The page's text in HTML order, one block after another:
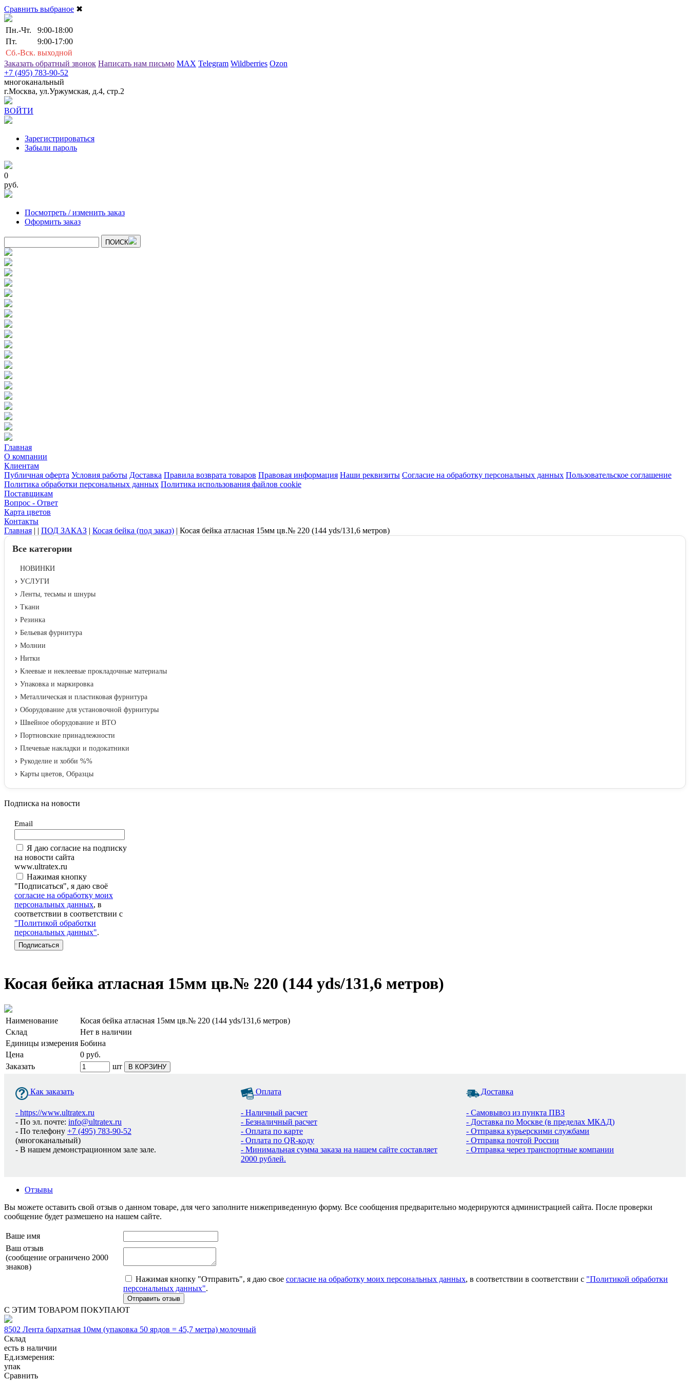
Сравнить выбраное ✖
Пн.-Чт.
9:00-18:00
Пт.
9:00-17:00
Сб.-Вск. выходной
Заказать обратный звонок Написать нам письмо MAX Telegram Wildberries Ozon
+7 (495) 783-90-52
многоканальный
г.Москва, ул.Уржумская, д.4, стр.2
ВОЙТИ
Зарегистрироваться
Забыли пароль
0
руб.
Посмотреть / изменить заказ
Оформить заказ
ПОИСК
Главная
О компании
Клиентам
Публичная оферта Условия работы Доставка Правила возврата товаров Правовая информация Наши реквизиты Согласие на обработку персональных данных Пользовательское соглашение
Политика обработки персональных данных Политика использования файлов cookie
Поставщикам
Вопрос - Ответ
Карта цветов
Контакты
Главная | | ПОД ЗАКАЗ | Косая бейка (под заказ) | Косая бейка атласная 15мм цв.№ 220 (144 yds/131,6 метров)
Все категории
НОВИНКИ
УСЛУГИ
Ленты, тесьмы и шнуры
Ткани
Резинка
Бельевая фурнитура
Молнии
Нитки
Клеевые и неклеевые прокладочные материалы
Упаковка и маркировка
Металлическая и пластиковая фурнитура
Оборудование для установочной фурнитуры
Швейное оборудование и ВТО
Портновские принадлежности
Плечевые накладки и подокатники
Рукоделие и хобби %%
Карты цветов, Образцы
Подписка на новости
Email
Я даю согласие на подписку
на новости сайта
www.ultratex.ru
Нажимая кнопку
"Подписаться", я даю своё
согласие на обработку моих
персональных данных, в
соответствии в соответствии с
"Политикой обработки
персональных данных".
Косая бейка атласная 15мм цв.№ 220 (144 yds/131,6 метров)
Наименование
Косая бейка атласная 15мм цв.№ 220 (144 yds/131,6 метров)
Склад
Нет в наличии
Единицы измерения Бобина
Цена
0 руб.
Заказать
шт В КОРЗИНУ
Как заказать
- https://www.ultratex.ru
- По эл. почте: info@ultratex.ru
- По телефону +7 (495) 783-90-52
(многоканальный)
- В нашем демонстрационном зале зале.
Оплата
- Наличный расчет
- Безналичный расчет
- Оплата по карте
- Оплата по QR-коду
- Минимальная сумма заказа на нашем сайте составляет
2000 рублей.
Доставка
- Самовывоз из пункта ПВЗ
- Доставка по Москве (в пределах МКАД)
- Отправка курьерскими службами
- Отправка почтой России
- Отправка через транспортные компании
Отзывы
Вы можете оставить свой отзыв о данном товаре, для чего заполните нижеприведенную форму. Все сообщения предварительно модерируются администрацией сайта. После проверки
сообщение будет размешено на нашем сайте.
Ваше имя
Ваш отзыв
(сообщение ограничено 2000
знаков)
Нажимая кнопку "Отправить", я даю свое согласие на обработку моих персональных данных, в соответствии в соответствии с "Политикой обработки
персональных данных".
С ЭТИМ ТОВАРОМ ПОКУПАЮТ
8502 Лента бархатная 10мм (упаковка 50 ярдов = 45,7 метра) молочный
Склад
есть в наличии
Ед.измерения:
упак
Сравнить